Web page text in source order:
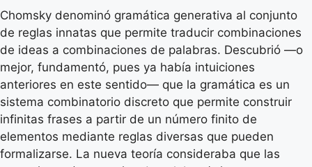
Chomsky denominó gramática generativa al conjunto
de reglas innatas que permite traducir combinaciones
de ideas a combinaciones de palabras. Descubrió —o
mejor, fundamentó, pues ya había intuiciones
anteriores en este sentido— que la gramática es un
sistema combinatorio discreto que permite construir
infinitas frases a partir de un número finito de
elementos mediante reglas diversas que pueden
formalizarse. La nueva teoría consideraba que las